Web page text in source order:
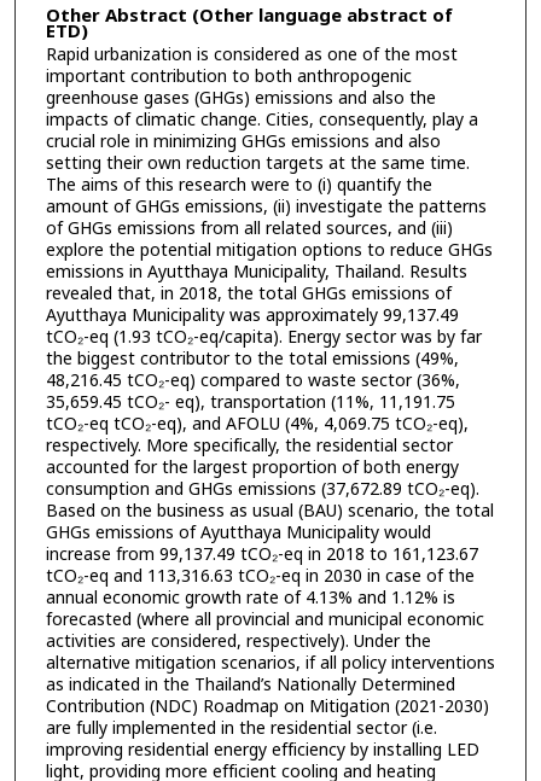
Other Abstract (Other language abstract of
ETD)
Rapid urbanization is considered as one of the most
important contribution to both anthropogenic
greenhouse gases (GHGs) emissions and also the
impacts of climatic change. Cities, consequently, play a
crucial role in minimizing GHGs emissions and also
setting their own reduction targets at the same time.
The aims of this research were to (i) quantify the
amount of GHGs emissions, (ii) investigate the patterns
of GHGs emissions from all related sources, and (iii)
explore the potential mitigation options to reduce GHGs
emissions in Ayutthaya Municipality, Thailand. Results
revealed that, in 2018, the total GHGs emissions of
Ayutthaya Municipality was approximately 99,137.49
tCO₂-eq (1.93 tCO₂-eq/capita). Energy sector was by far
the biggest contributor to the total emissions (49%,
48,216.45 tCO₂-eq) compared to waste sector (36%,
35,659.45 tCO₂- eq), transportation (11%, 11,191.75
tCO₂-eq tCO₂-eq), and AFOLU (4%, 4,069.75 tCO₂-eq),
respectively. More specifically, the residential sector
accounted for the largest proportion of both energy
consumption and GHGs emissions (37,672.89 tCO₂-eq).
Based on the business as usual (BAU) scenario, the total
GHGs emissions of Ayutthaya Municipality would
increase from 99,137.49 tCO₂-eq in 2018 to 161,123.67
tCO₂-eq and 113,316.63 tCO₂-eq in 2030 in case of the
annual economic growth rate of 4.13% and 1.12% is
forecasted (where all provincial and municipal economic
activities are considered, respectively). Under the
alternative mitigation scenarios, if all policy interventions
as indicated in the Thailand’s Nationally Determined
Contribution (NDC) Roadmap on Mitigation (2021-2030)
are fully implemented in the residential sector (i.e.
improving residential energy efficiency by installing LED
light, providing more efficient cooling and heating